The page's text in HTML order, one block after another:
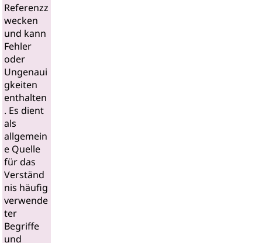
Referenzz
wecken
und kann
Fehler
oder
Ungenaui
gkeiten
enthalten
. Es dient
als
allgemein
e Quelle
für das
Verständ
nis häufig
verwende
ter
Begriffe
und